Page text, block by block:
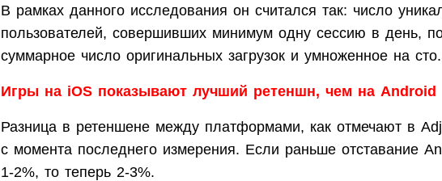
В рамках данного исследования он считался так: число
пользователей, совершивших минимум одну сессию в день,
суммарное число оригинальных загрузок и умноженное на сто.
Игры на iOS показывают лучший ретеншн, чем на Android
Разница в ретеншене между платформами, как отмечают в
с момента последнего измерения. Если раньше отставание
1-2%, то теперь 2-3%.